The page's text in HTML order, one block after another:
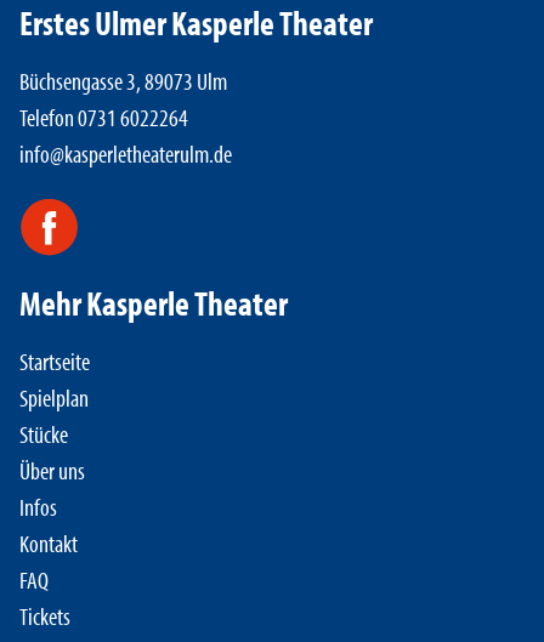
Erstes Ulmer Kasperle Theater
Büchsengasse 3, 89073 Ulm
Telefon 0731 6022264
info@kasperletheaterulm.de
Mehr Kasperle Theater
Startseite
Spielplan
Stücke
Über uns
Infos
Kontakt
FAQ
Tickets